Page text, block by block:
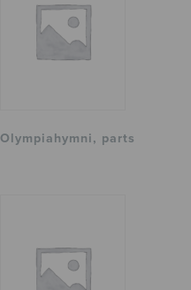
Olympiahymni, parts